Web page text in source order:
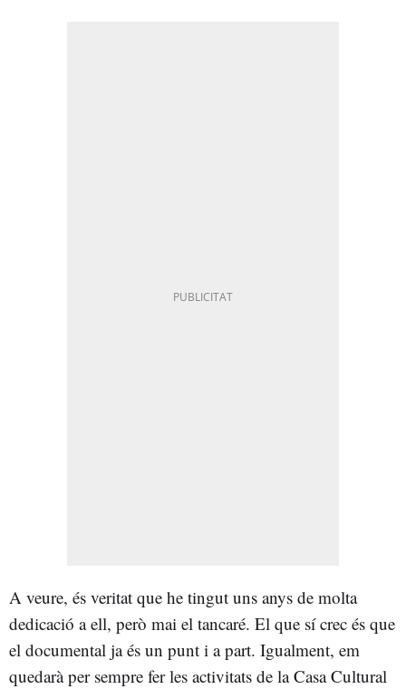
A veure, és veritat que he tingut uns anys de molta
dedicació a ell, però mai el tancaré. El que sí crec és que
el documental ja és un punt i a part. Igualment, em
quedarà per sempre fer les activitats de la Casa Cultural